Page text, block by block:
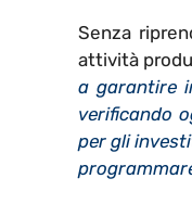
Senza
attività
a garantire
verificando
per gli